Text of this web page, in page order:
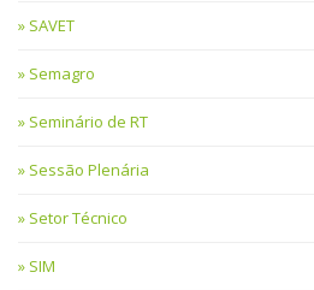
SAVET
Semagro
Seminário de RT
Sessão Plenária
Setor Técnico
SIM